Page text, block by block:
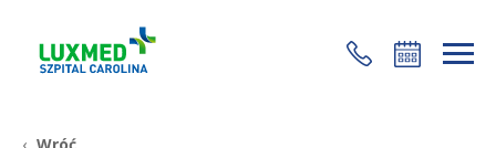
+48 22 35 58 200